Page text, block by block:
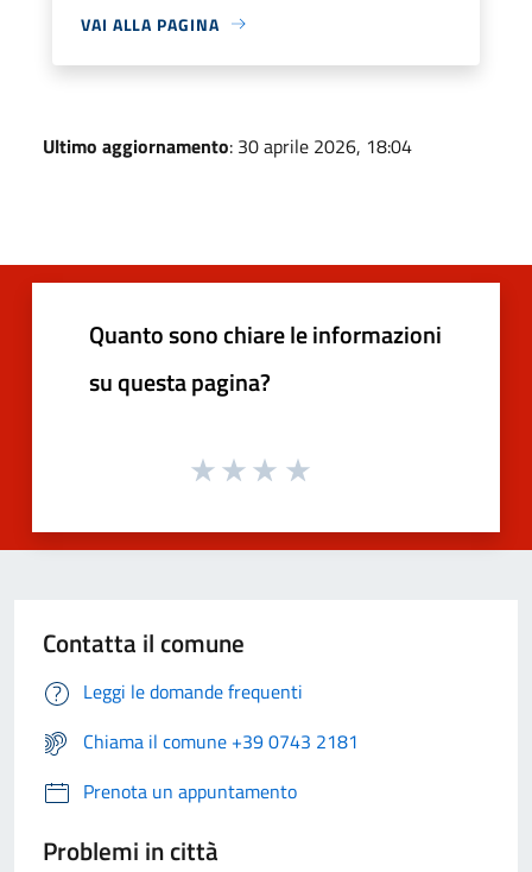
VAI ALLA PAGINA
Ultimo aggiornamento: 30 aprile 2026, 18:04
Quanto sono chiare le informazioni
su questa pagina?
Contatta il comune
Leggi le domande frequenti
Chiama il comune +39 0743 2181
Prenota un appuntamento
Problemi in città